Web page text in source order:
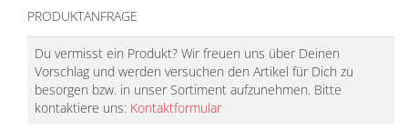
PRODUKTANFRAGE
Du vermisst ein Produkt? Wir freuen uns über Deinen
Vorschlag und werden versuchen den Artikel für Dich zu
besorgen bzw. in unser Sortiment aufzunehmen. Bitte
kontaktiere uns: Kontaktformular